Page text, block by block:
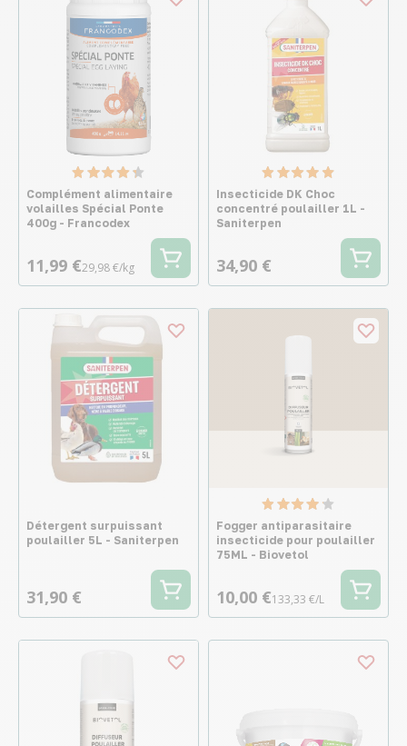
Complément alimentaire
volailles Spécial Ponte
400g - Francodex
11,99 €29,98 €/kg
Insecticide DK Choc
concentré poulailler 1L -
Saniterpen
34,90 €
Détergent surpuissant
poulailler 5L - Saniterpen
31,90 €
Fogger antiparasitaire
insecticide pour poulailler
75ML - Biovetol
10,00 €133,33 €/L